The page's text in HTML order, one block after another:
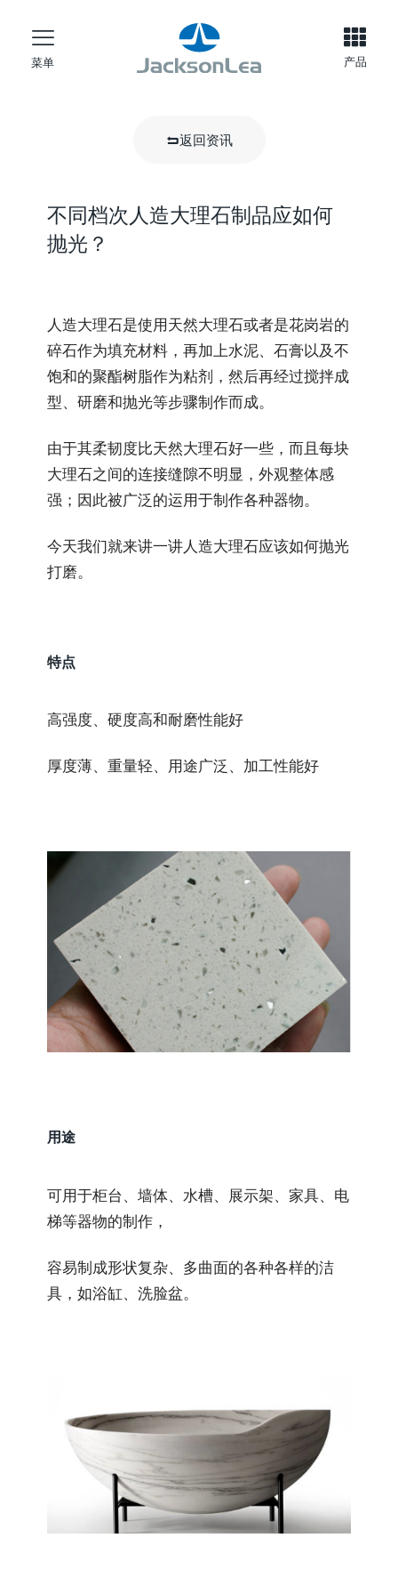
菜单 产品
返回资讯
不同档次人造大理石制品应如何
抛光？
人造大理石是使用天然大理石或者是花岗岩的
碎石作为填充材料，再加上水泥、石膏以及不
饱和的聚酯树脂作为粘剂，然后再经过搅拌成
型、研磨和抛光等步骤制作而成。
由于其柔韧度比天然大理石好一些，而且每块
大理石之间的连接缝隙不明显，外观整体感
强；因此被广泛的运用于制作各种器物。
今天我们就来讲一讲人造大理石应该如何抛光
打磨。
特点
高强度、硬度高和耐磨性能好
厚度薄、重量轻、用途广泛、加工性能好
用途
可用于柜台、墙体、水槽、展示架、家具、电
梯等器物的制作，
容易制成形状复杂、多曲面的各种各样的洁
具，如浴缸、洗脸盆。